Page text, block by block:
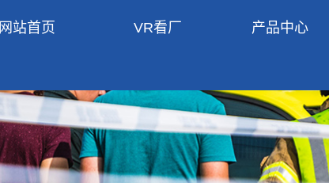
网站首页 VR看厂 产品中心